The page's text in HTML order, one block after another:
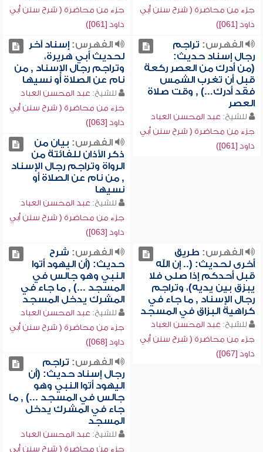
جزء من محاضرة ( شرح سنن أبي
داود [061])
جزء من محاضرة ( شرح سنن أبي
داود [061])
الفهرس: تراجم
رجال إسناد حديث:
(من أدرك من العصر ركعة
قبل أن تغرب الشمس
فقد أدرك...) , وقت صلاة
العصر
للشيخ: عبد المحسن العباد
جزء من محاضرة ( شرح سنن أبي
داود [061])
الفهرس:إسناد آخر
لحديث أبي هريرة،
وتراجم رجال الإسناد , من
نام عن الصلاة أو نسيها
للشيخ: عبد المحسن العباد
جزء من محاضرة ( شرح سنن أبي
داود [063])
الفهرس: بيان من
ذكر الأذان للفائتة من
الرواة وتراجم رجال الإسناد
, من نام عن الصلاة أو
نسيها
للشيخ: عبد المحسن العباد
جزء من محاضرة ( شرح سنن أبي
داود [063])
الفهرس: طريق
أخرى لحديث: (.. إن الله
قبل أحدكم إذا صلى فلا
يبزق بين يديه)، وتراجم
رجال الإسناد , ما جاء في
كراهية البزاق في المسجد
للشيخ: عبد المحسن العباد
جزء من محاضرة ( شرح سنن أبي
داود [067])
الفهرس: شرح
حديث: (أن اليهود أتوا
النبي وهو جالس في
المسجد ...) , ما جاء في
المشرك يدخل المسجد
للشيخ: عبد المحسن العباد
جزء من محاضرة ( شرح سنن أبي
داود [068])
الفهرس: تراجم
رجال إسناد حديث: (أن
اليهود أتوا النبي وهو
جالس في المسجد ...) , ما
جاء في المشرك يدخل
المسجد
للشيخ: عبد المحسن العباد
جزء من محاضرة ( شرح سنن أبي